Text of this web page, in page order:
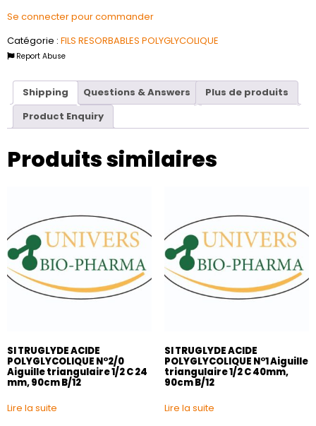
Se connecter pour commander
Catégorie : FILS RESORBABLES POLYGLYCOLIQUE
Report Abuse
Shipping Questions & Answers
Plus de produits
Product Enquiry
Produits similaires
SI TRUGLYDE ACIDE
POLYGLYCOLIQUE N°2/0
Aiguille triangulaire 1/2 C 24
mm, 90cm B/12
Lire la suite
SI TRUGLYDE ACIDE
POLYGLYCOLIQUE N°1 Aiguille
triangulaire 1/2 C 40mm,
90cm B/12
Lire la suite